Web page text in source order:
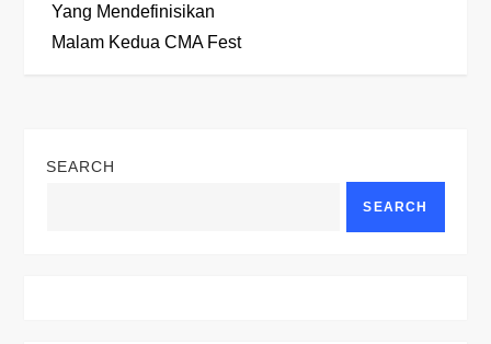
n
Yang Mendefinisikan
Malam Kedua CMA Fest
SEARCH
SEARCH